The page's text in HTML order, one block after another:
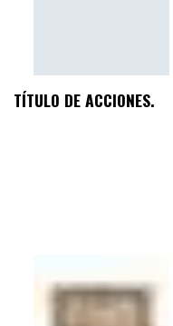
TÍTULO DE ACCIONES.